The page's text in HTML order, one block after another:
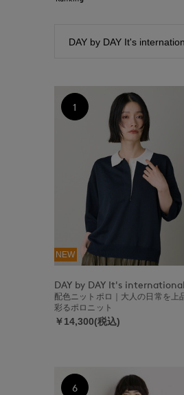
NEW
DAY by DAY It's international
配色ニットポロ｜大人の日常を上
彩るポロニット
￥14,300(税込)
1
6